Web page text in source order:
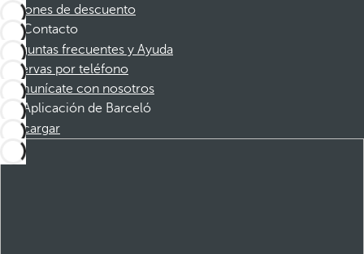
Cupones de descuento
Contacto
Preguntas frecuentes y Ayuda
Reservas por teléfono
Comunícate con nosotros
Aplicación de Barceló
Descargar